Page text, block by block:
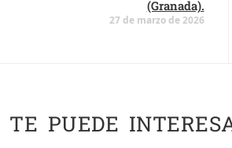
(Granada).
27 de marzo de 2026
PUEDE